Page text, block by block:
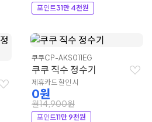
포인트31만 4천원
쿠쿠CP-AKS011EG
쿠쿠 직수 정수기
제휴카드 할인 시
0원
월14,900원
포인트11만 9천원